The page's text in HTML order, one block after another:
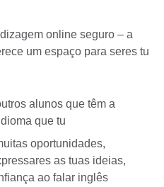
online seguro – a
um espaço para seres tu
alunos que têm a
que tu
oportunidades,
as tuas ideias,
ao falar inglês